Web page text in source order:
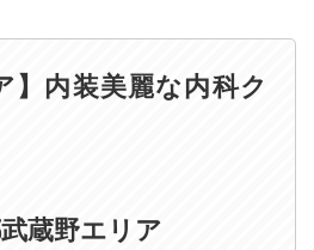
】内装美麗な内科ク
蔵野エリア